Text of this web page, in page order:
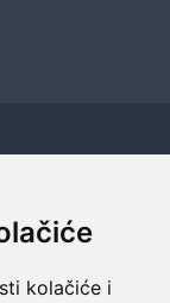
kolačiće i